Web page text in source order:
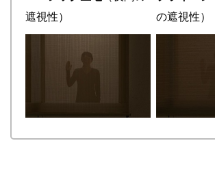
遮視性）
の遮視性）